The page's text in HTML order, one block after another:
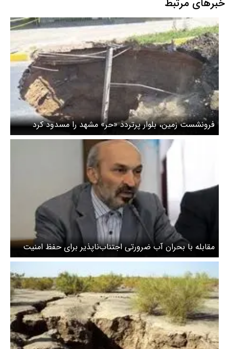
خبرهای مرتبط
فرونشست زمین، بلوار پرتردد «حر» مشهد را مسدود کرد
مقابله با بحران آب ضرورتی اجتناب‌ناپذیر برای حفظ امنیت
ملی است